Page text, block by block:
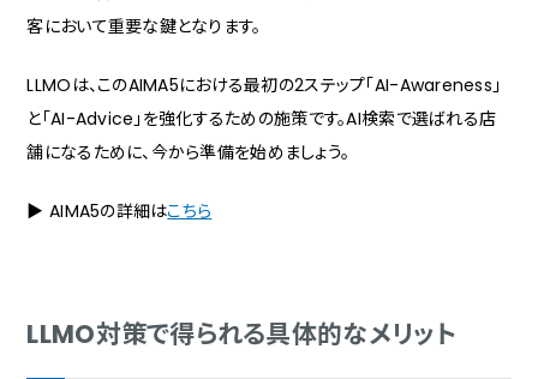
客において重要な鍵となります。
LLMOは、このAIMA5における最初の2ステップ「AI-Awareness」
と「AI-Advice」を強化するための施策です。AI検索で選ばれる店
舗になるために、今から準備を始めましょう。
▶ AIMA5の詳細はこちら
LLMO対策で得られる具体的なメリット